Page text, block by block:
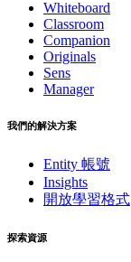
Whiteboard
Classroom
Companion
Originals
Sens
Manager
我們的解決方案
Entity 帳號
Insights
開放學習格式
探索資源